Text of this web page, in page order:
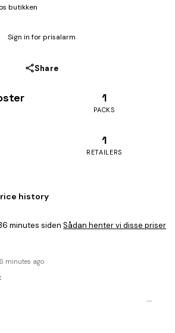
butikken
Sign in for prisalarm
Share
1
PACKS
1
RETAILERS
history
minutes siden Sådan henter vi disse priser
minutes ago
—